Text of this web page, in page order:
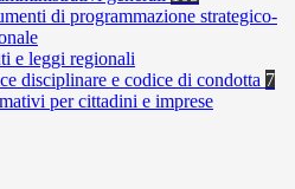
di programmazione strategico-
e leggi regionali
disciplinare e codice di condotta 7
per cittadini e imprese